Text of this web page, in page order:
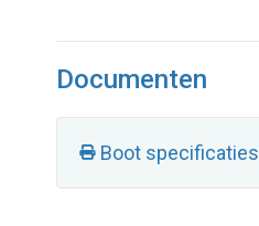
Documenten
Boot specificaties